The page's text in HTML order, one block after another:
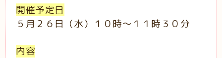
開催予定日
５月２６日（水）１０時～１１時３０分
内容